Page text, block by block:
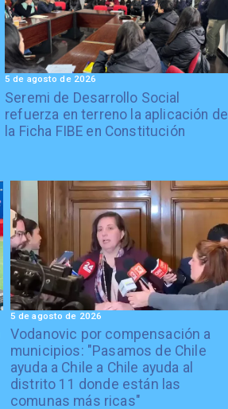
Seremi de Desarrollo Social
refuerza en terreno la aplicación de
la Ficha FIBE en Constitución
5 de agosto de 2026
Vodanovic por compensación a
municipios: "Pasamos de Chile
ayuda a Chile a Chile ayuda al
distrito 11 donde están las
comunas más ricas"
5 de agosto de 2026